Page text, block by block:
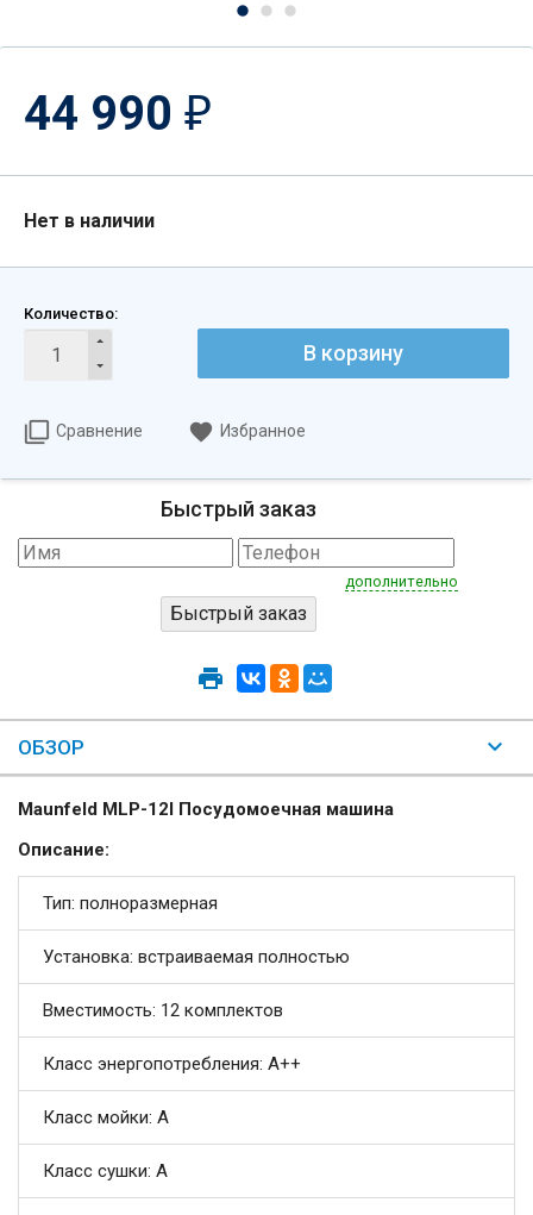
44 990 ₽
Нет в наличии
Количество:
В корзину
Сравнение Избранное
Быстрый заказ
дополнительно
ОБЗОР
Maunfeld MLP-12I Посудомоечная машина
Описание:
Тип: полноразмерная
Установка: встраиваемая полностью
Вместимость: 12 комплектов
Класс энергопотребления: A++
Класс мойки: A
Класс сушки: A